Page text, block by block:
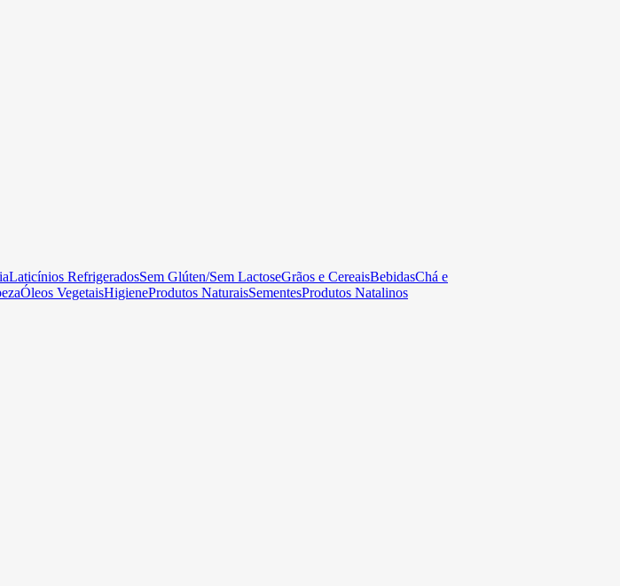
Laticínios RefrigeradosSem Glúten/Sem LactoseGrãos e CereaisBebidasChá e
Óleos VegetaisHigieneProdutos NaturaisSementesProdutos Natalinos